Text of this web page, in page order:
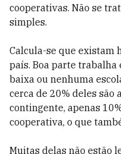
cooperativas. Não se
simples.
Calcula-se que existam
país. Boa parte trabalha
baixa ou nenhuma
cerca de 20% deles são
contingente, apenas
cooperativa, o que
Muitas delas não estão